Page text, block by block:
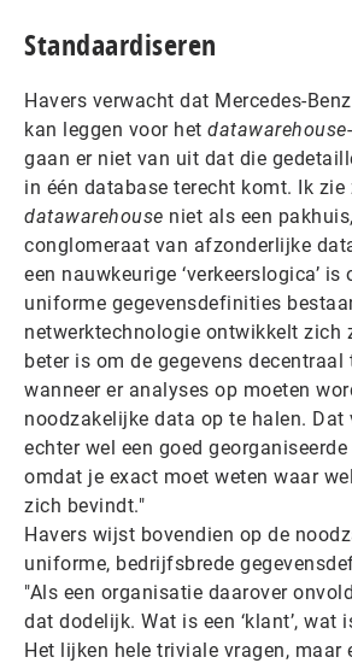
Standaardiseren
Havers verwacht dat Mercedes-
kan leggen voor het datawarehouse
gaan er niet van uit dat die
in één database terecht komt. Ik zie
datawarehouse niet als een
conglomeraat van afzonderlijke
een nauwkeurige ‘verkeerslogica’ is
uniforme gegevensdefinities
netwerktechnologie ontwikkelt zich
beter is om de gegevens
wanneer er analyses op moeten
noodzakelijke data op te halen. Dat
echter wel een goed
omdat je exact moet weten waar
zich bevindt."
Havers wijst bovendien op de
uniforme, bedrijfsbrede
"Als een organisatie daarover
dat dodelijk. Wat is een ‘klant’, wat
Het lijken hele triviale vragen, maar